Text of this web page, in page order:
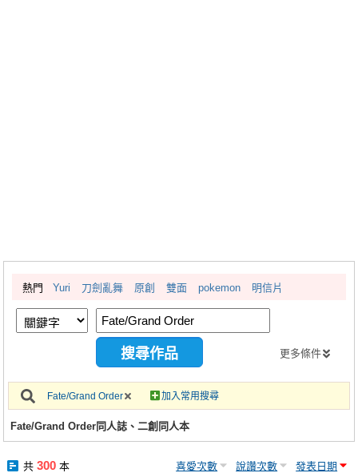
繪圖藝廊
交流中心
攤位轉讓區
會員中心
註冊會員
熱門 Yuri 刀劍亂舞 原創 雙面 pokemon 明信片
更多條件
Fate/Grand Order 加入常用搜尋
Fate/Grand Order同人誌、二創同人本
共 300本 喜愛次數 說讚次數 發表日期